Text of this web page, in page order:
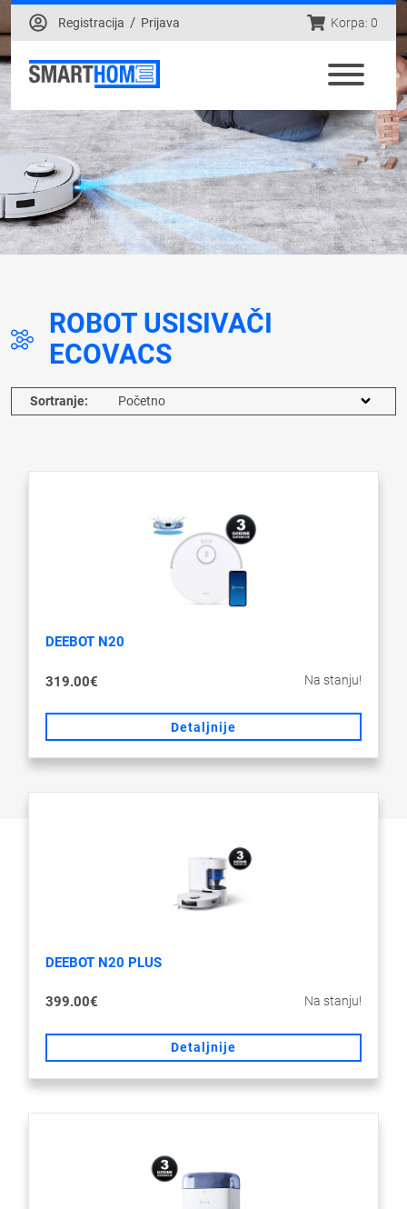
Registracija / Prijava Korpa: 0
ROBOT USISIVAČI
ECOVACS
Sortranje:
DEEBOT N20
319.00€ Na stanju!
Detaljnije
DEEBOT N20 PLUS
399.00€ Na stanju!
Detaljnije